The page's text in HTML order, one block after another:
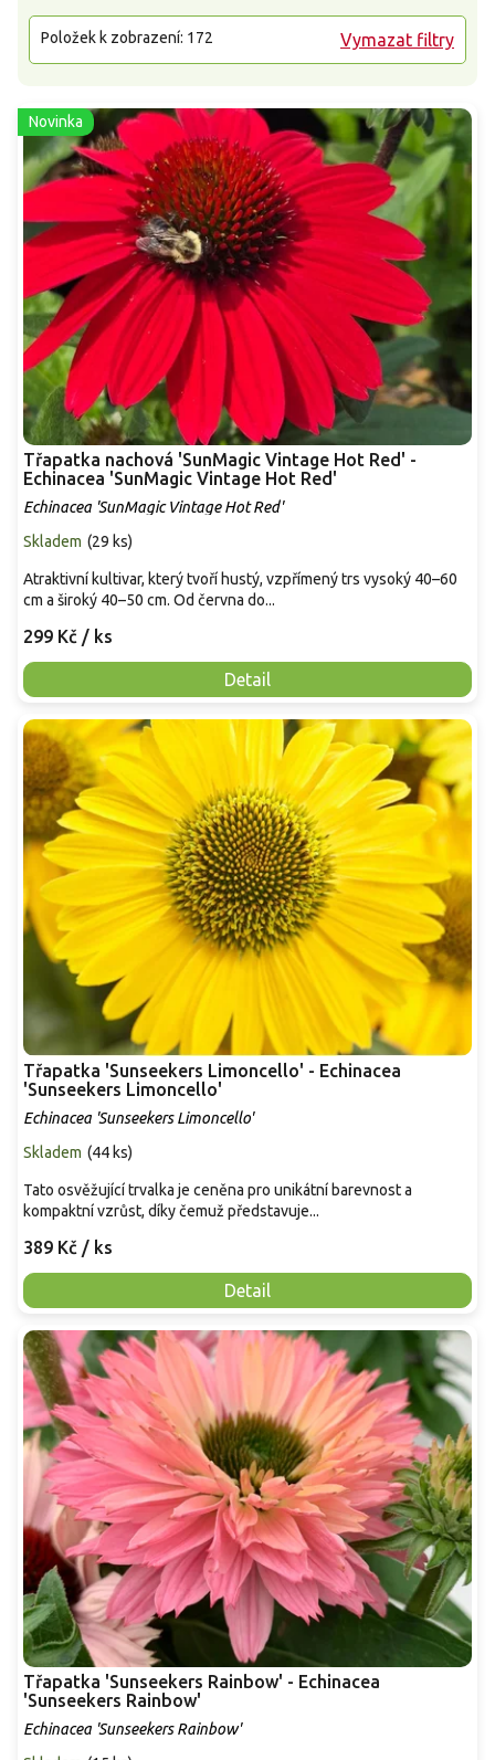
Vymazat filtry
Položek k zobrazení: 172
Novinka
Třapatka nachová 'SunMagic Vintage Hot Red' -
Echinacea 'SunMagic Vintage Hot Red'
Echinacea 'SunMagic Vintage Hot Red'
Skladem (29 ks)
299 Kč / ks
Detail
Atraktivní kultivar, který tvoří hustý, vzpřímený trs vysoký 40–60
cm a široký 40–50 cm. Od června do...
Třapatka 'Sunseekers Limoncello' - Echinacea
'Sunseekers Limoncello'
Echinacea 'Sunseekers Limoncello'
Skladem (44 ks)
389 Kč / ks
Detail
Tato osvěžující trvalka je ceněna pro unikátní barevnost a
kompaktní vzrůst, díky čemuž představuje...
Třapatka 'Sunseekers Rainbow' - Echinacea
'Sunseekers Rainbow'
Echinacea 'Sunseekers Rainbow'